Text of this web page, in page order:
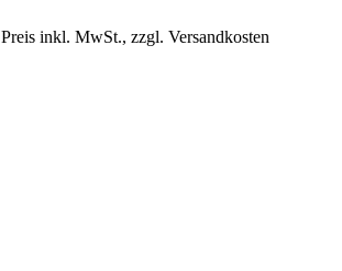
Preis inkl. MwSt., zzgl. Versandkosten